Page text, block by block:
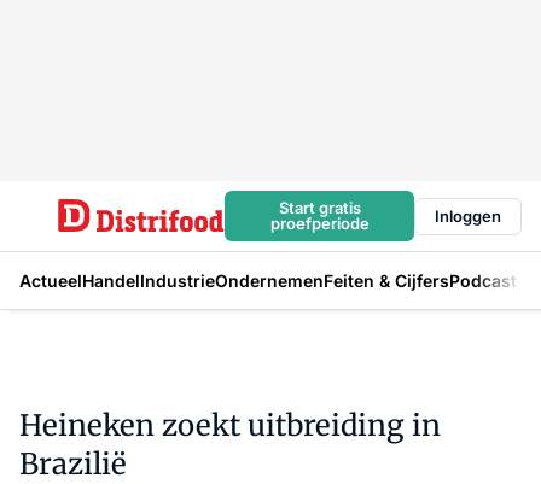
Start gratis
proefperiode
Inloggen
ActueelHandelIndustrieOndernemenFeiten & CijfersPodcast
Heineken zoekt uitbreiding in
Brazilië